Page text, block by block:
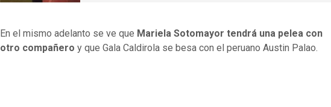
En el mismo adelanto se ve que Mariela Sotomayor tendrá una pelea con
otro compañero y que Gala Caldirola se besa con el peruano Austin Palao.